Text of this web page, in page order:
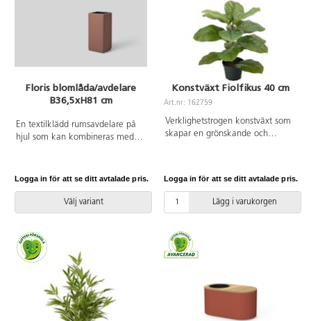
Floris blomlåda/avdelare
B36,5xH81 cm
En textilklädd rumsavdelare på
hjul som kan kombineras med
att du enkelt kan lyfta ut insatsen
B29/27xD29/27xH25cm.
Logga in för att se ditt avtalade pris.
Välj variant
Konstväxt Fiolfikus 40 cm
Art.nr: 162759
Verklighetstrogen konstväxt som
skapar en grönskande och
inte missfärgad och behöver
varken solljus eller vatten. Höjd
kruka: 8 cm. Diam. topp av
kruka: 7 cm. Kan innehålla
smådelar.
Logga in för att se ditt avtalade pris.
Lägg i varukorgen